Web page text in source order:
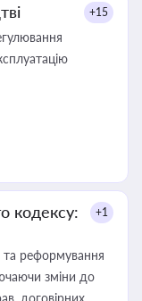
+15
кодексу:
+1
реформування
зміни до
договірних